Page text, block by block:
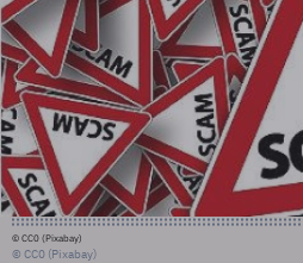
© CC0 (Pixabay)
© CC0 (Pixabay)